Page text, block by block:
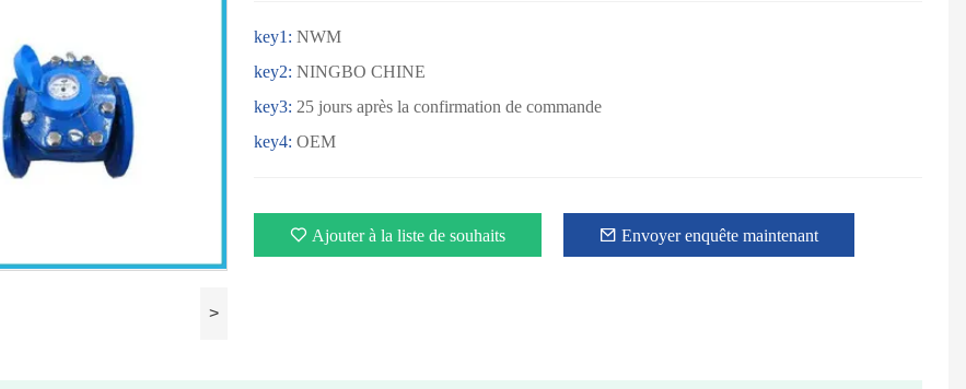
>
key1: NWM
key2: NINGBO CHINE
key3: 25 jours après la confirmation de commande
key4: OEM
Ajouter à la liste de souhaits Envoyer enquête maintenant